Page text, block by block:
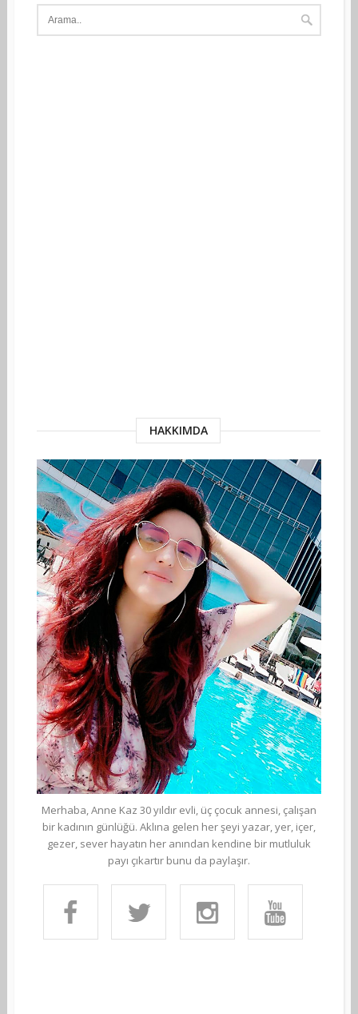
HAKKIMDA
Merhaba, Anne Kaz 30 yıldır evli, üç çocuk annesi, çalışan
bir kadının günlüğü. Aklına gelen her şeyi yazar, yer, içer,
gezer, sever hayatın her anından kendine bir mutluluk
payı çıkartır bunu da paylaşır.